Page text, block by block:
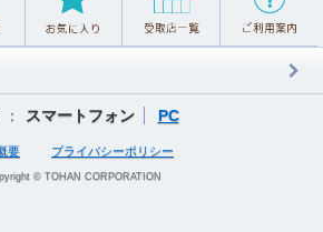
スマートフォン PC
要 プライバシーポリシー
© TOHAN CORPORATION